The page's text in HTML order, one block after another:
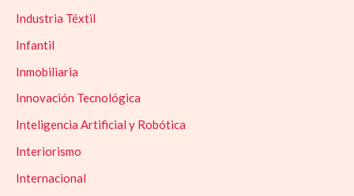
Industria Téxtil
Infantil
Inmobiliaria
Innovación Tecnológica
Inteligencia Artificial y Robótica
Interiorismo
Internacional